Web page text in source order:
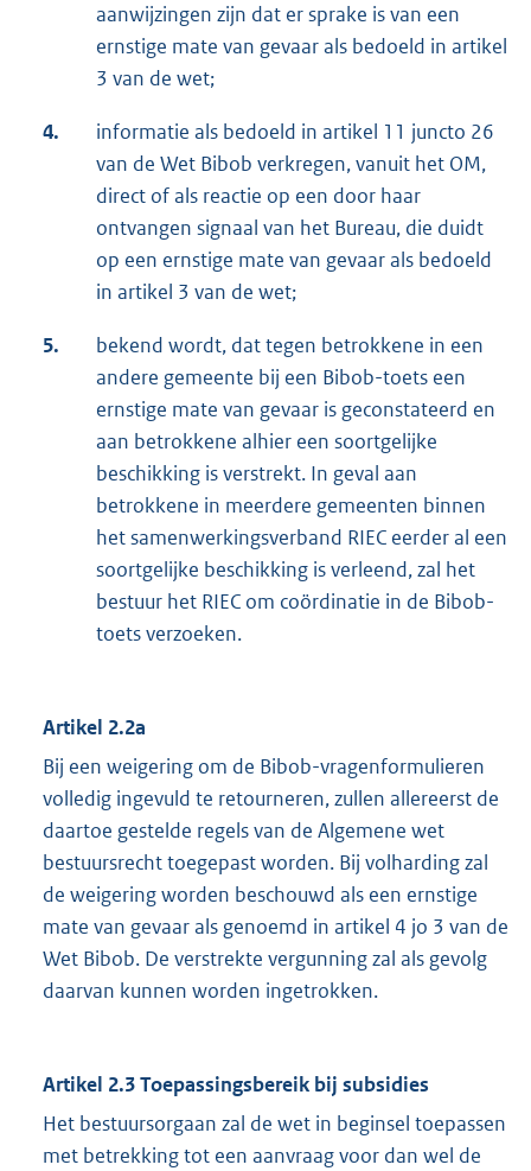
aanwijzingen zijn dat er sprake is van een
ernstige mate van gevaar als bedoeld in artikel
3 van de wet;
4.
informatie als bedoeld in artikel 11 juncto 26
van de Wet Bibob verkregen, vanuit het OM,
direct of als reactie op een door haar
ontvangen signaal van het Bureau, die duidt
op een ernstige mate van gevaar als bedoeld
in artikel 3 van de wet;
5.
bekend wordt, dat tegen betrokkene in een
andere gemeente bij een Bibob-toets een
ernstige mate van gevaar is geconstateerd en
aan betrokkene alhier een soortgelijke
beschikking is verstrekt. In geval aan
betrokkene in meerdere gemeenten binnen
het samenwerkingsverband RIEC eerder al een
soortgelijke beschikking is verleend, zal het
bestuur het RIEC om coördinatie in de Bibob-
toets verzoeken.
Artikel 2.2a
Bij een weigering om de Bibob-vragenformulieren
volledig ingevuld te retourneren, zullen allereerst de
daartoe gestelde regels van de Algemene wet
bestuursrecht toegepast worden. Bij volharding zal
de weigering worden beschouwd als een ernstige
mate van gevaar als genoemd in artikel 4 jo 3 van de
Wet Bibob. De verstrekte vergunning zal als gevolg
daarvan kunnen worden ingetrokken.
Artikel 2.3 Toepassingsbereik bij subsidies
Het bestuursorgaan zal de wet in beginsel toepassen
met betrekking tot een aanvraag voor dan wel de